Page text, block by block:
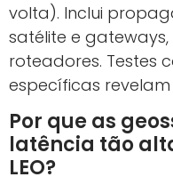
volta). Inclui
satélite e
roteadores. Testes
específicas revelam
Por que as
latência tão
LEO?